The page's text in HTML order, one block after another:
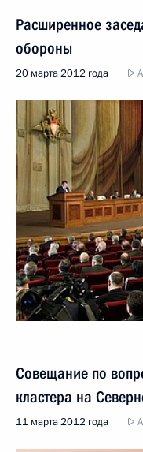
Расширенное
обороны
20 марта 2012 года
Совещание по
кластера на
11 марта 2012 года